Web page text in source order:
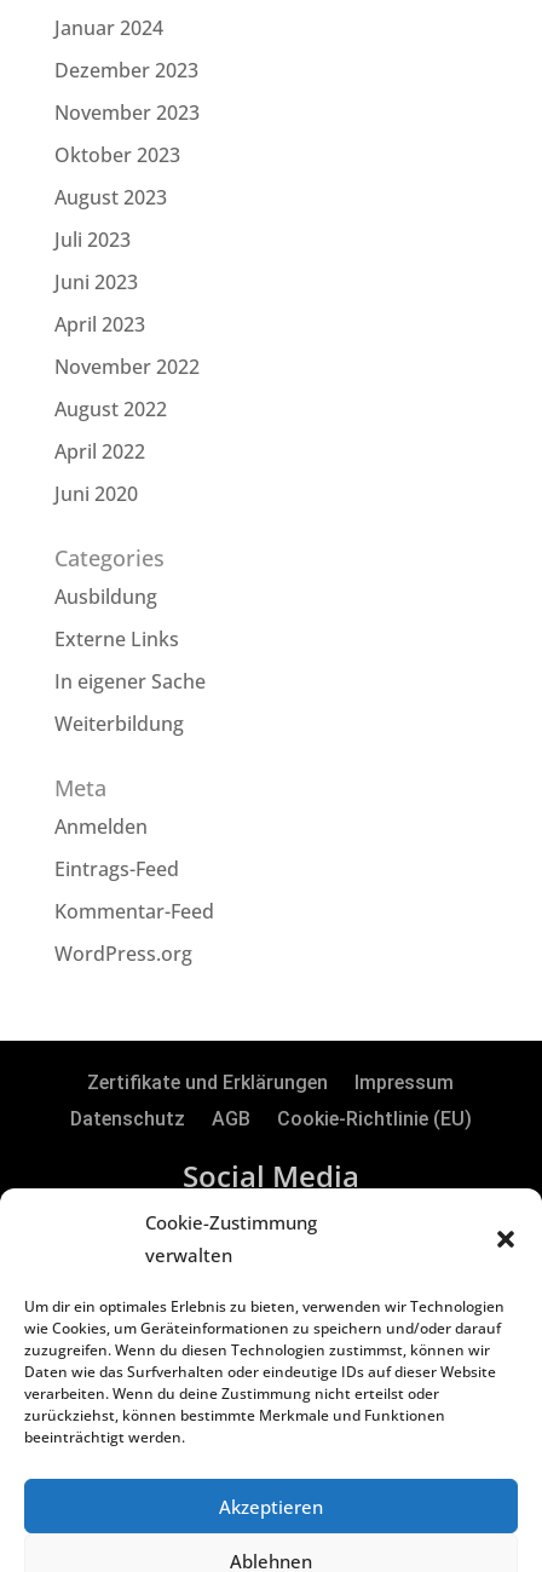
Cookie-Zustimmung
verwalten
Um dir ein optimales Erlebnis zu bieten, verwenden wir Technologien
wie Cookies, um Geräteinformationen zu speichern und/oder darauf
zuzugreifen. Wenn du diesen Technologien zustimmst, können wir
Daten wie das Surfverhalten oder eindeutige IDs auf dieser Website
verarbeiten. Wenn du deine Zustimmung nicht erteilst oder
zurückziehst, können bestimmte Merkmale und Funktionen
beeinträchtigt werden.
Akzeptieren
Ablehnen
Januar 2024
Dezember 2023
November 2023
Oktober 2023
August 2023
Juli 2023
Juni 2023
April 2023
November 2022
August 2022
April 2022
Juni 2020
Categories
Ausbildung
Externe Links
In eigener Sache
Weiterbildung
Meta
Anmelden
Eintrags-Feed
Kommentar-Feed
WordPress.org
Zertifikate und Erklärungen
Impressum
Datenschutz
AGB Cookie-Richtlinie (EU)
Social Media
RTS Electronic GmbH | Borker Str. 88 | 45731
Waltrop | Germany
Copyright©2024 RTS Electronic GmbH
Geschäftsführer: Oliver Vakilzadeh & Lars Kiera
USt-IdNr.: DE812238130